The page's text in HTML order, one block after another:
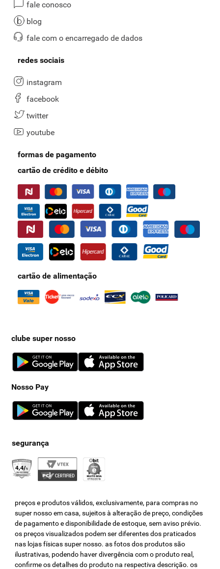
fale conosco
blog
fale com o encarregado de dados
redes sociais
instagram
facebook
twitter
youtube
formas de pagamento
cartão de crédito e débito
cartão de alimentação
clube super nosso
Nosso Pay
preços e produtos válidos, exclusivamente, para compras no
super nosso em casa, sujeitos à alteração de preço, condições
de pagamento e disponibilidade de estoque, sem aviso prévio.
os preços visualizados podem ser diferentes dos praticados
nas lojas físicas super nosso. as fotos dos produtos são
ilustrativas, podendo haver divergência com o produto real,
confirme os detalhes do produto na respectiva descrição. os